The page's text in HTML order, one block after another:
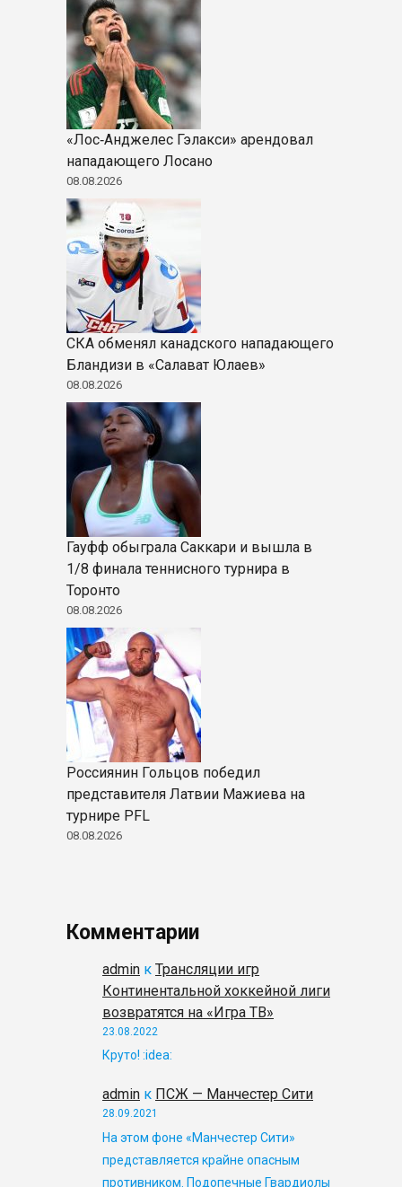
«Лос‑Анджелес Гэлакси» арендовал
нападающего Лосано
08.08.2026
СКА обменял канадского нападающего
Бландизи в «Салават Юлаев»
08.08.2026
Гауфф обыграла Саккари и вышла в
1/8 финала теннисного турнира в
Торонто
08.08.2026
Россиянин Гольцов победил
представителя Латвии Мажиева на
турнире PFL
08.08.2026
Комментарии
admin к Трансляции игр
Континентальной хоккейной лиги
возвратятся на «Игра ТВ»
23.08.2022
Круто! :idea:
admin к ПСЖ — Манчестер Сити
28.09.2021
На этом фоне «Манчестер Сити»
представляется крайне опасным
противником. Подопечные Гвардиолы